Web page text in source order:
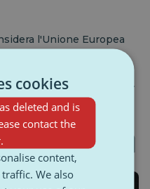
l'Unione Europea
che i diritti delle
europei", eppure due
donne il diritto di scelta.
principio consolidato
demarcazione.
cookies
deleted and is
contact the
content,
We also